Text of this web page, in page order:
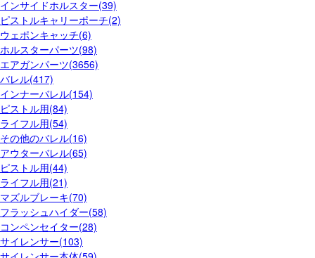
インサイドホルスター(39)
ピストルキャリーポーチ(2)
ウェポンキャッチ(6)
ホルスターパーツ(98)
エアガンパーツ(3656)
バレル(417)
インナーバレル(154)
ピストル用(84)
ライフル用(54)
その他のバレル(16)
アウターバレル(65)
ピストル用(44)
ライフル用(21)
マズルブレーキ(70)
フラッシュハイダー(58)
コンペンセイター(28)
サイレンサー(103)